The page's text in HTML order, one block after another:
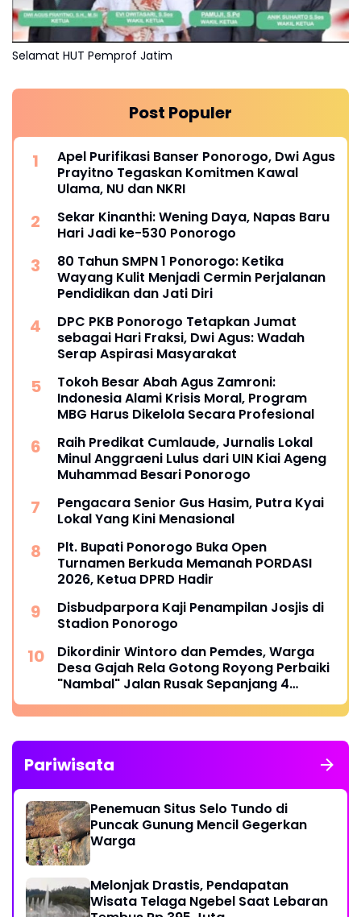
Selamat HUT Pemprof Jatim
Post Populer
Apel Purifikasi Banser Ponorogo, Dwi Agus
Prayitno Tegaskan Komitmen Kawal
Ulama, NU dan NKRI
Sekar Kinanthi: Wening Daya, Napas Baru
Hari Jadi ke-530 Ponorogo
80 Tahun SMPN 1 Ponorogo: Ketika
Wayang Kulit Menjadi Cermin Perjalanan
Pendidikan dan Jati Diri
DPC PKB Ponorogo Tetapkan Jumat
sebagai Hari Fraksi, Dwi Agus: Wadah
Serap Aspirasi Masyarakat
Tokoh Besar Abah Agus Zamroni:
Indonesia Alami Krisis Moral, Program
MBG Harus Dikelola Secara Profesional
Raih Predikat Cumlaude, Jurnalis Lokal
Minul Anggraeni Lulus dari UIN Kiai Ageng
Muhammad Besari Ponorogo
Pengacara Senior Gus Hasim, Putra Kyai
Lokal Yang Kini Menasional
Plt. Bupati Ponorogo Buka Open
Turnamen Berkuda Memanah PORDASI
2026, Ketua DPRD Hadir
Disbudparpora Kaji Penampilan Josjis di
Stadion Ponorogo
Dikordinir Wintoro dan Pemdes, Warga
Desa Gajah Rela Gotong Royong Perbaiki
"Nambal" Jalan Rusak Sepanjang 4
Kilometer
Pariwisata
Penemuan Situs Selo Tundo di
Puncak Gunung Mencil Gegerkan
Warga
Melonjak Drastis, Pendapatan
Wisata Telaga Ngebel Saat Lebaran